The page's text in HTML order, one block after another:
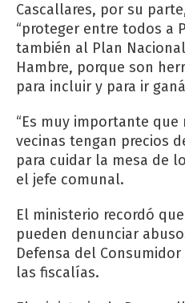
Cascallares, por su
“proteger entre todos a
también al Plan
Hambre, porque son
para incluir y para ir
“Es muy importante
vecinas tengan precios
para cuidar la mesa de
el jefe comunal.
El ministerio recordó
pueden denunciar
Defensa del
las fiscalías.